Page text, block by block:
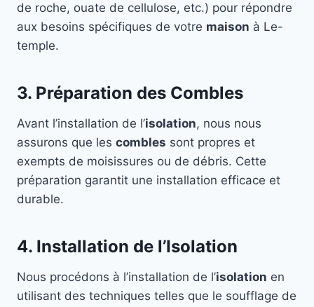
de roche, ouate de cellulose, etc.) pour répondre
aux besoins spécifiques de votre maison à Le-
temple.
3. Préparation des Combles
Avant l’installation de l’isolation, nous nous
assurons que les combles sont propres et
exempts de moisissures ou de débris. Cette
préparation garantit une installation efficace et
durable.
4. Installation de l’Isolation
Nous procédons à l’installation de l’isolation en
utilisant des techniques telles que le soufflage de